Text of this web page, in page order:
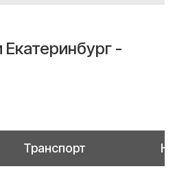
-
Транспорт